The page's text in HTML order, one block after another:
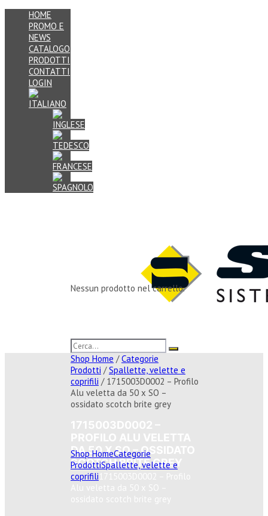
HOME
PROMO E
NEWS
CATALOGO
PRODOTTI
CONTATTI
LOGIN
Nessun prodotto nel carrello.
Shop Home /Categorie
Prodotti /Spallette, velette e
coprifili / 1715003D0002 – Profilo
Alu veletta da 50 x SO –
ossidato scotch brite grey
DA 50 X SO – OSSIDATO
SCOTCH BRITE GREY
Shop HomeCategorie
ProdottiSpallette, velette e
coprifili